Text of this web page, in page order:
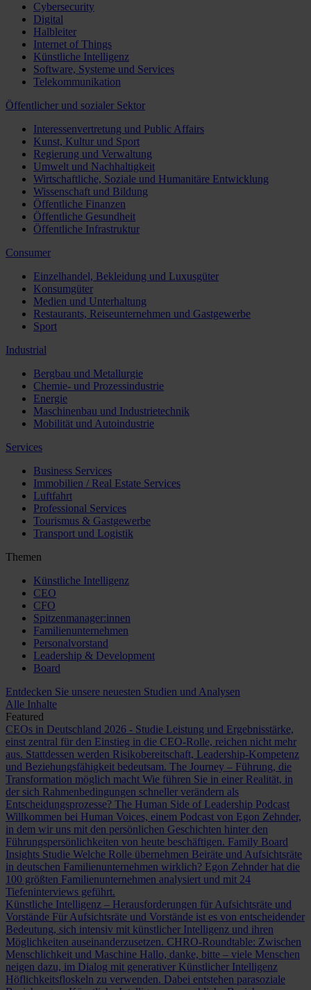
Cybersecurity
Digital
Halbleiter
Internet of Things
Künstliche Intelligenz
Software, Systeme und Services
Telekommunikation
Öffentlicher und sozialer Sektor
Interessenvertretung und Public Affairs
Kunst, Kultur und Sport
Regierung und Verwaltung
Umwelt und Nachhaltigkeit
Wirtschaftliche, Soziale und Humanitäre Entwicklung
Wissenschaft und Bildung
Öffentliche Finanzen
Öffentliche Gesundheit
Öffentliche Infrastruktur
Consumer
Einzelhandel, Bekleidung und Luxusgüter
Konsumgüter
Medien und Unterhaltung
Restaurants, Reiseunternehmen und Gastgewerbe
Sport
Industrial
Bergbau und Metallurgie
Chemie- und Prozessindustrie
Energie
Maschinenbau und Industrietechnik
Mobilität und Autoindustrie
Services
Business Services
Immobilien / Real Estate Services
Luftfahrt
Professional Services
Tourismus & Gastgewerbe
Transport und Logistik
Themen
Künstliche Intelligenz
CEO
CFO
Spitzenmanager:innen
Familienunternehmen
Personalvorstand
Leadership & Development
Board
Entdecken Sie unsere neuesten Studien und Analysen
Alle Inhalte
Featured
CEOs in Deutschland 2026 - Studie Leistung und Ergebnisstärke,
einst zentral für den Einstieg in die CEO-Rolle, reichen nicht mehr
aus. Stattdessen werden Risikobereitschaft, Leadership-Kompetenz
und Beziehungsfähigkeit bedeutsam. The Journey – Führung, die
Transformation möglich macht Wie führen Sie in einer Realität, in
der sich Rahmenbedingungen schneller verändern als
Entscheidungsprozesse? The Human Side of Leadership Podcast
Willkommen bei Human Voices, einem Podcast von Egon Zehnder,
in dem wir uns mit den persönlichen Geschichten hinter den
Führungspersönlichkeiten von heute beschäftigen. Family Board
Insights Studie Welche Rolle übernehmen Beiräte und Aufsichtsräte
in deutschen Familienunternehmen wirklich? Egon Zehnder hat die
100 größten Familienunternehmen analysiert und mit 24
Tiefeninterviews geführt.
Künstliche Intelligenz – Herausforderungen für Aufsichtsräte und
Vorstände Für Aufsichtsräte und Vorstände ist es von entscheidender
Bedeutung, sich intensiv mit künstlicher Intelligenz und ihren
Möglichkeiten auseinanderzusetzen. CHRO-Roundtable: Zwischen
Menschlichkeit und Maschine Hallo, danke, bitte – viele Menschen
neigen dazu, im Dialog mit generativer Künstlicher Intelligenz
Höflichkeitsfloskeln zu verwenden. Dabei entstehen parasoziale